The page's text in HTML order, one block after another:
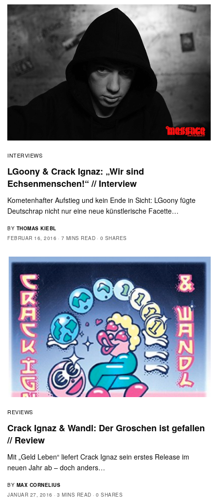
INTERVIEWS
LGoony & Crack Ignaz: „Wir sind
Echsenmenschen!“ // Interview
Kometenhafter Aufstieg und kein Ende in Sicht: LGoony fügte
Deutschrap nicht nur eine neue künstlerische Facette…
BY THOMAS KIEBL
FEBRUAR 16, 2016
7 MINS READ 0 SHARES
REVIEWS
Crack Ignaz & Wandl: Der Groschen ist gefallen
// Review
Mit „Geld Leben“ liefert Crack Ignaz sein erstes Release im
neuen Jahr ab – doch anders…
BY MAX CORNELIUS
JANUAR 27, 2016
3 MINS READ 0 SHARES